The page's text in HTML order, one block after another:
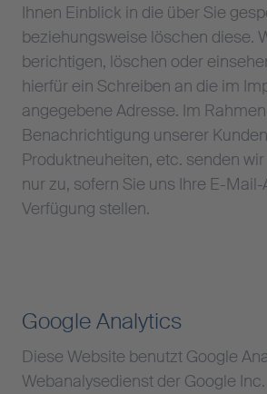
Ihnen Einblick in die über Sie
beziehungsweise löschen diese.
berichtigen, löschen oder
hierfür ein Schreiben an die im
angegebene Adresse. Im
Benachrichtigung unserer
Produktneuheiten, etc. senden
nur zu, sofern Sie uns Ihre E-
Verfügung stellen.
Google Analytics
Diese Website benutzt Google
Webanalysedienst der Google Inc.